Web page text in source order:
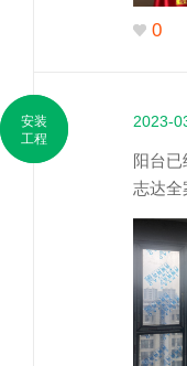
0
安装
工程
2023-
阳台
志达全